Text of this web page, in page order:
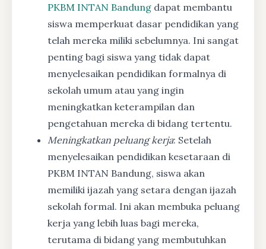
PKBM INTAN Bandung dapat membantu
siswa memperkuat dasar pendidikan yang
telah mereka miliki sebelumnya. Ini sangat
penting bagi siswa yang tidak dapat
menyelesaikan pendidikan formalnya di
sekolah umum atau yang ingin
meningkatkan keterampilan dan
pengetahuan mereka di bidang tertentu.
Meningkatkan peluang kerja: Setelah
menyelesaikan pendidikan kesetaraan di
PKBM INTAN Bandung, siswa akan
memiliki ijazah yang setara dengan ijazah
sekolah formal. Ini akan membuka peluang
kerja yang lebih luas bagi mereka,
terutama di bidang yang membutuhkan